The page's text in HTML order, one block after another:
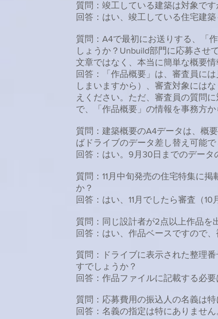
質問：竣工している建築は対象で
回答：はい、竣工している住宅建
質問：A4で最初にお送りする、「
しょうか？Unbuild部門に応募させ
文章ではなく、本当に簡単な概要
回答：「作品概要」は、審査員に
しまいますから）、審査対象には
えください。ただ、審査員の質問
で、「作品概要」の情報を事務方
質問： 建築概要のA4データは、概
ばドライブのデータ差し替え可能
回答：はい。9月30日までのデー
質問：11月中旬発売の住宅特集に
か？
回答：はい、11月でしたら審査（
質問：同じ設計者が2点以上作品を
回答：はい、作品ベースですので
質問：ドライブに表示された整理
すでしょうか？
回答：作品ファイルに記載する必
質問：応募費用の振込人の名義は
回答：名義の指定は特にありません